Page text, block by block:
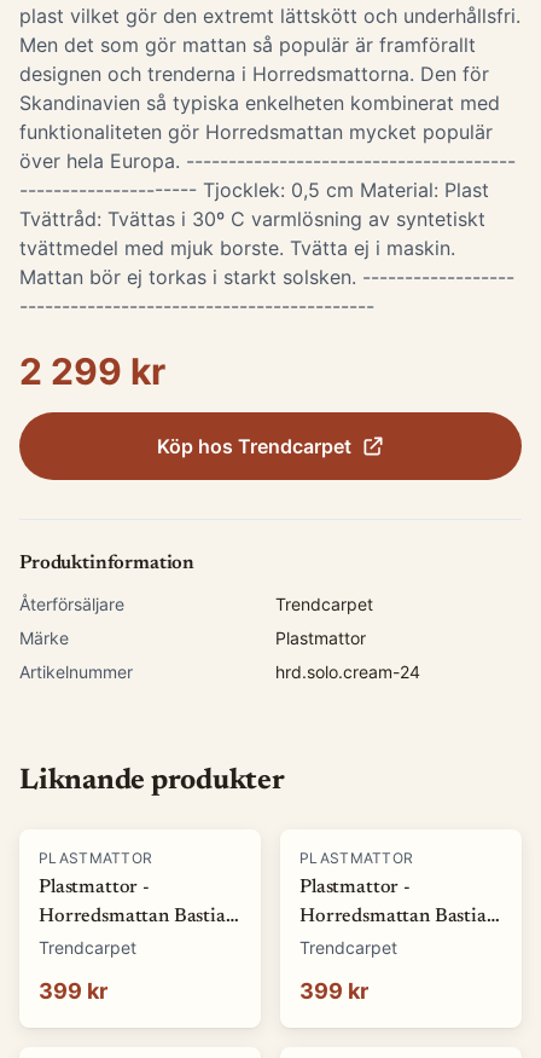
plast vilket gör den extremt lättskött och underhållsfri.
Men det som gör mattan så populär är framförallt
designen och trenderna i Horredsmattorna. Den för
Skandinavien så typiska enkelheten kombinerat med
funktionaliteten gör Horredsmattan mycket populär
över hela Europa. ---------------------------------------
--------------------- Tjocklek: 0,5 cm Material: Plast
Tvättråd: Tvättas i 30º C varmlösning av syntetiskt
tvättmedel med mjuk borste. Tvätta ej i maskin.
Mattan bör ej torkas i starkt solsken. ------------------
------------------------------------------
2 299 kr
Köp hos Trendcarpet
Produktinformation
Återförsäljare
Trendcarpet
Märke
Plastmattor
Artikelnummer
hrd.solo.cream-24
Liknande produkter
PLASTMATTOR
Plastmattor -
Horredsmattan Bastian
(grön) (Storlek: 70 x 50
Trendcarpet
399 kr
PLASTMATTOR
Plastmattor -
Horredsmattan Bastian
(röd) (Storlek: 70 x 50
Trendcarpet
399 kr